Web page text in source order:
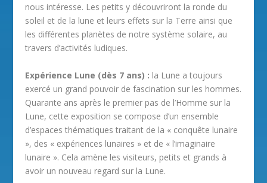
nous intéresse. Les petits y découvriront la ronde du
soleil et de la lune et leurs effets sur la Terre ainsi que
les différentes planètes de notre système solaire, au
travers d’activités ludiques.
Expérience Lune (dès 7 ans) : la Lune a toujours
exercé un grand pouvoir de fascination sur les hommes.
Quarante ans après le premier pas de l’Homme sur la
Lune, cette exposition se compose d’un ensemble
d’espaces thématiques traitant de la « conquête lunaire
», des « expériences lunaires » et de « l’imaginaire
lunaire ». Cela amène les visiteurs, petits et grands à
avoir un nouveau regard sur la Lune.